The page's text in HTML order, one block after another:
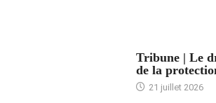
Tribune | Le
de la
21 juillet 2026